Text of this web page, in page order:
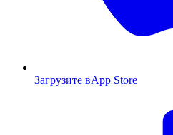
Загрузите вApp Store